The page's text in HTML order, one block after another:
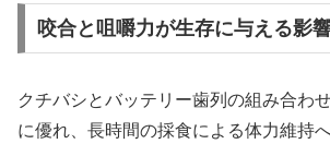
咬合と咀嚼力が生存に与える影
クチバシとバッテリー歯列の組み合わ
に優れ、長時間の採食による体力維持